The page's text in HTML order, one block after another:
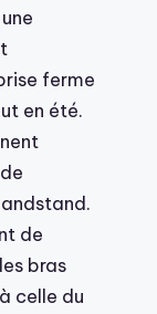
ferme
en été.
de
bras
celle du